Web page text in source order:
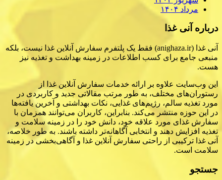
مرداد ۱۴۰۴
درباره آنی غذا
آنی غذا (anighaza.ir) فقط یک پلتفرم سفارش آنلاین غذا نیست، بلکه
منبعی جامع برای کسب اطلاعات در زمینه بهداشت و تغذیه نیز
هست.
این وب‌سایت علاوه بر ارائه خدمات سفارش آنلاین غذا از
رستوران‌های مختلف، به طور مرتب مقالاتی جدید و کاربردی در
مورد تغذیه سالم، رژیم‌های غذایی، نکات بهداشتی و آخرین یافته‌ها
در این حوزه منتشر می‌کند. بنابراین، کاربران می‌توانند همزمان با
سفارش غذای مورد علاقه خود، دانش خود را در زمینه سلامت و
تغذیه افزایش دهند و انتخابی آگاهانه‌تر داشته باشند. به طور خلاصه،
آنی غذا ترکیبی از راحتی سفارش آنلاین غذا و آگاهی‌بخشی در زمینه
سلامت است.
جستجو